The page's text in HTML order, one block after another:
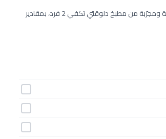
طريقة عمل ساندوتش السردين خطوة بخطوة بـ7 مكونات وفي 30 دقيقة فقط. وصفة سهلة ومجرّبة من مطبخ دلوقتي تكفي 2 فرد، بمقادير